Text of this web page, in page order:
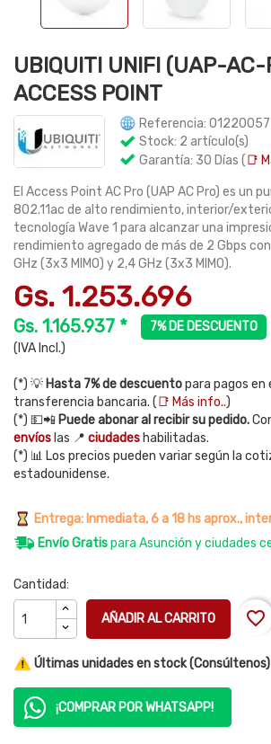
UBIQUITI UNIFI (UAP-AC-
ACCESS POINT
Referencia: 01220057
Stock: 2 artículo(s)
Garantía: 30 Días (📑
El Access Point AC Pro (UAP AC Pro) es un
802.11ac de alto rendimiento, interior/
tecnología Wave 1 para alcanzar una
rendimiento agregado de más de 2 Gbps
GHz (3x3 MIMO) y 2,4 GHz (3x3 MIMO).
Gs. 1.253.696
Gs. 1.165.937 *
7% DE DESCUENTO
(IVA Incl.)
(*) 💡 Hasta 7% de descuentopara pagos
transferencia bancaria. (📑 Más info..)
(*) 💵📲 Puede abonar al recibir su pedido.
envíos las 📍 ciudades habilitadas.
(*) 📊 Los precios pueden variar según la
estadounidense.
Entrega: Inmediata, 6 a 18 hs aprox.,
Envío Gratispara Asunción y ciudades
Cantidad:
AÑADIR AL CARRITO favorite_border
Últimas unidades en stock (Consúltenos)
¡COMPRAR POR WHATSAPP!